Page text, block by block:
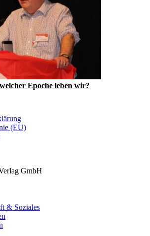
Epoche leben wir?
(EU)
GmbH
& Soziales